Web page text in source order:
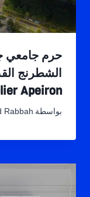
حرم جامعي
Apeiron
بواسطة Rabbah